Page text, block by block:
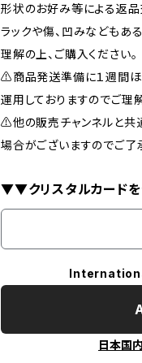
形状のお好み等による返品
ラックや傷、凹みなどもあ
理解の上、ご購入ください。
⚠️商品発送準備に１週間ほ
運用しておりますのでご理
⚠️他の販売チャンネルと共
場合がございますのでご了
▼▼クリスタルカード
日本国